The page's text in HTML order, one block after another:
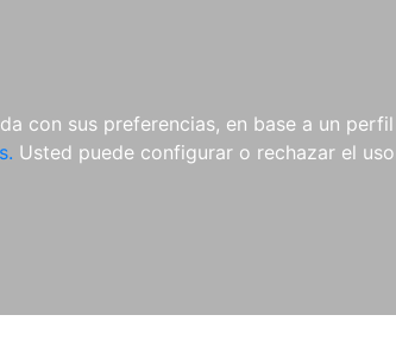
con sus preferencias, en base a un
Usted puede configurar o rechazar el